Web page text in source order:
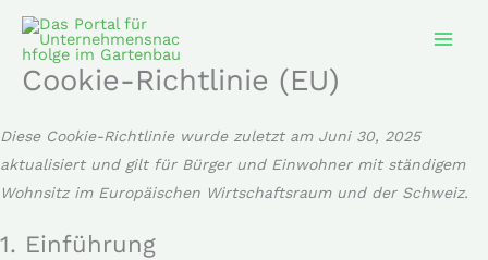
Zum
Inhalt
springen
Cookie-Richtlinie (EU)
Diese Cookie-Richtlinie wurde zuletzt am Juni 30, 2025
aktualisiert und gilt für Bürger und Einwohner mit ständigem
Wohnsitz im Europäischen Wirtschaftsraum und der Schweiz.
1. Einführung